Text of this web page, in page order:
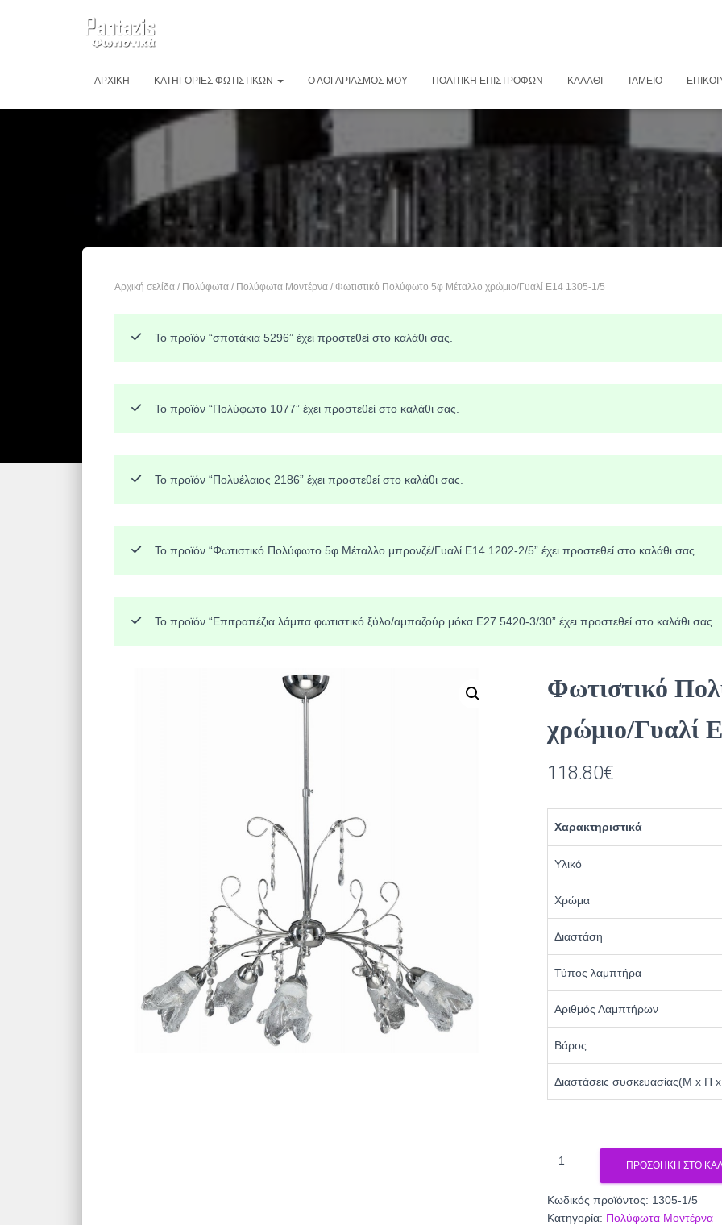
ΑΡΧΙΚΉ ΚΑΤΗΓΟΡΊΕΣ ΦΩΤΙΣΤΙΚΏΝ Ο ΛΟΓΑΡΙΑΣΜΌΣ ΜΟΥ ΠΟΛΙΤΙΚΉ ΕΠΙΣΤΡΟΦΏΝ ΚΑΛΆΘΙ ΤΑΜΕΊΟ
Αρχική σελίδα / Πολύφωτα / Πολύφωτα Μοντέρνα / Φωτιστικό Πολύφωτο 5φ Μέταλλο χρώμιο/Γυαλί Ε14 1305-1/5
Το προϊόν “σποτάκια 5296” έχει προστεθεί στο καλάθι σας.
Το προϊόν “Πολύφωτο 1077” έχει προστεθεί στο καλάθι σας.
Το προϊόν “Πολυέλαιος 2186” έχει προστεθεί στο καλάθι σας.
Το προϊόν “Φωτιστικό Πολύφωτο 5φ Μέταλλο μπρονζέ/Γυαλί Ε14 1202-2/5” έχει προστεθεί στο καλάθι σας.
Το προϊόν “Επιτραπέζια λάμπα φωτιστικό ξύλο/αμπαζούρ μόκα Ε27 5420-3/30” έχει προστεθεί στο καλάθι σας.
Φωτιστικό
χρώμιο/Γυαλί
118.80€
Χαρακτηριστικά
Υλικό
Χρώμα
Διαστάση
Τύπος λαμπτήρα
Αριθμός Λαμπτήρων
Βάρος
Διαστάσεις συσκευασίας(Μ x Π
Φωτιστικό
Πολύφωτο
Μέταλλο
ΠΡΟΣΘΉΚΗ ΣΤΟ
Κωδικός προϊόντος: 1305-1/5
Κατηγορία: Πολύφωτα Μοντέρνα